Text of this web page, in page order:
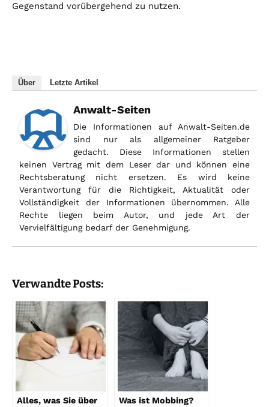
Gegenstand vorübergehend zu nutzen.
Über Letzte Artikel
Anwalt-Seiten
Die Informationen auf Anwalt-Seiten.de
sind nur als allgemeiner Ratgeber
gedacht. Diese Informationen stellen
keinen Vertrag mit dem Leser dar und können eine
Rechtsberatung nicht ersetzen. Es wird keine
Verantwortung für die Richtigkeit, Aktualität oder
Vollständigkeit der Informationen übernommen. Alle
Rechte liegen beim Autor, und jede Art der
Vervielfältigung bedarf der Genehmigung.
Verwandte Posts:
Alles, was Sie über
Was ist Mobbing?